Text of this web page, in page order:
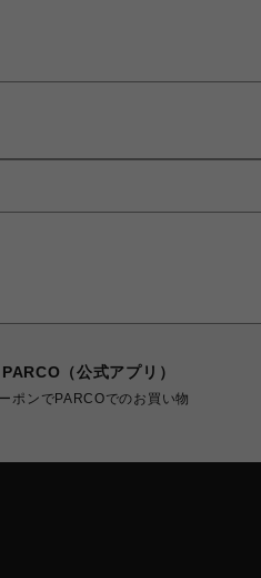
（公式アプリ）
ポンでPARCOでのお買い物